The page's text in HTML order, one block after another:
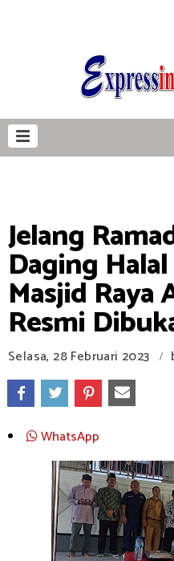
Jelang
Daging
Masjid Raya
Resmi
Selasa, 28 Februari 2023 /
WhatsApp